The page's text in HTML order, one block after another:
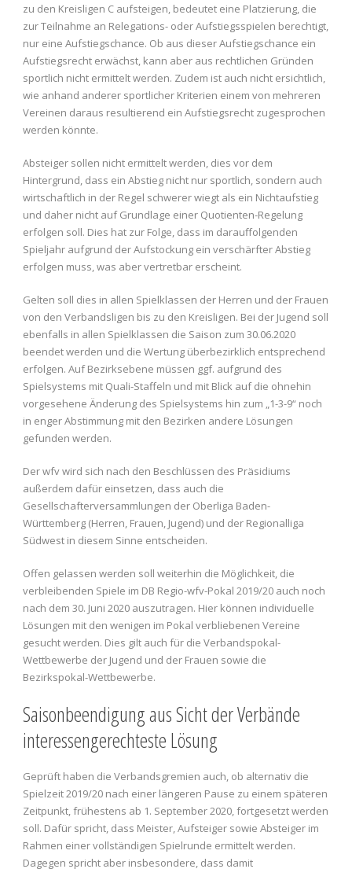
zu den Kreisligen C aufsteigen, bedeutet eine Platzierung, die
zur Teilnahme an Relegations- oder Aufstiegsspielen berechtigt,
nur eine Aufstiegschance. Ob aus dieser Aufstiegschance ein
Aufstiegsrecht erwächst, kann aber aus rechtlichen Gründen
sportlich nicht ermittelt werden. Zudem ist auch nicht ersichtlich,
wie anhand anderer sportlicher Kriterien einem von mehreren
Vereinen daraus resultierend ein Aufstiegsrecht zugesprochen
werden könnte.
Absteiger sollen nicht ermittelt werden, dies vor dem
Hintergrund, dass ein Abstieg nicht nur sportlich, sondern auch
wirtschaftlich in der Regel schwerer wiegt als ein Nichtaufstieg
und daher nicht auf Grundlage einer Quotienten-Regelung
erfolgen soll. Dies hat zur Folge, dass im darauffolgenden
Spieljahr aufgrund der Aufstockung ein verschärfter Abstieg
erfolgen muss, was aber vertretbar erscheint.
Gelten soll dies in allen Spielklassen der Herren und der Frauen
von den Verbandsligen bis zu den Kreisligen. Bei der Jugend soll
ebenfalls in allen Spielklassen die Saison zum 30.06.2020
beendet werden und die Wertung überbezirklich entsprechend
erfolgen. Auf Bezirksebene müssen ggf. aufgrund des
Spielsystems mit Quali-Staffeln und mit Blick auf die ohnehin
vorgesehene Änderung des Spielsystems hin zum „1-3-9“ noch
in enger Abstimmung mit den Bezirken andere Lösungen
gefunden werden.
Der wfv wird sich nach den Beschlüssen des Präsidiums
außerdem dafür einsetzen, dass auch die
Gesellschafterversammlungen der Oberliga Baden-
Württemberg (Herren, Frauen, Jugend) und der Regionalliga
Südwest in diesem Sinne entscheiden.
Offen gelassen werden soll weiterhin die Möglichkeit, die
verbleibenden Spiele im DB Regio-wfv-Pokal 2019/20 auch noch
nach dem 30. Juni 2020 auszutragen. Hier können individuelle
Lösungen mit den wenigen im Pokal verbliebenen Vereine
gesucht werden. Dies gilt auch für die Verbandspokal-
Wettbewerbe der Jugend und der Frauen sowie die
Bezirkspokal-Wettbewerbe.
Saisonbeendigung aus Sicht der Verbände
interessengerechteste Lösung
Geprüft haben die Verbandsgremien auch, ob alternativ die
Spielzeit 2019/20 nach einer längeren Pause zu einem späteren
Zeitpunkt, frühestens ab 1. September 2020, fortgesetzt werden
soll. Dafür spricht, dass Meister, Aufsteiger sowie Absteiger im
Rahmen einer vollständigen Spielrunde ermittelt werden.
Dagegen spricht aber insbesondere, dass damit